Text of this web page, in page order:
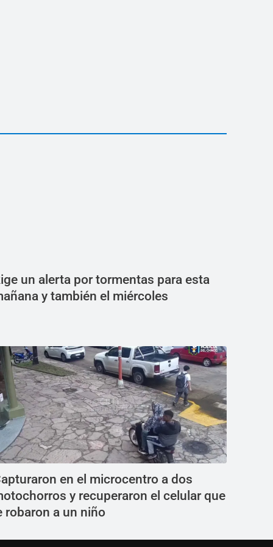
un alerta por tormentas para esta
y también el miércoles
en el microcentro a dos
y recuperaron el celular que
robaron a un niño